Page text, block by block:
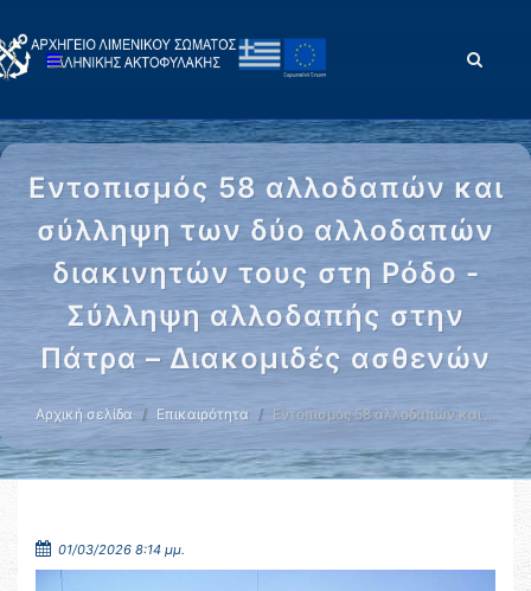
Εντοπισμός 58 αλλοδαπών και
σύλληψη των δύο αλλοδαπών
διακινητών τους στη Ρόδο -
Σύλληψη αλλοδαπής στην
Πάτρα – Διακομιδές ασθενών
Αρχική σελίδα Επικαιρότητα Εντοπισμός 58 αλλοδαπών και …
01/03/2026 8:14 μμ.